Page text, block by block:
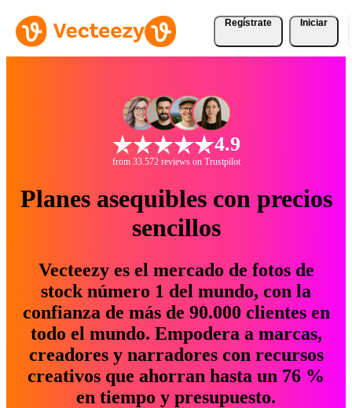
Regístrate Iniciar
4.9
from 33.572 reviews on Trustpilot
Planes asequibles con precios
sencillos
Vecteezy es el mercado de fotos de
stock número 1 del mundo, con la
confianza de más de 90.000 clientes en
todo el mundo. Empodera a marcas,
creadores y narradores con recursos
creativos que ahorran hasta un 76 %
en tiempo y presupuesto.